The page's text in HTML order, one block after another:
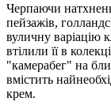
Черпаючи
пейзажів,
вуличну варіацію
втілили її в
"камерабег" на
вмістить
крем.